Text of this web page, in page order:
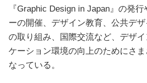
『Graphic Design in Japan』の発
ーの開催、デザイン教育、公共デ
の取り組み、国際交流など、デザ
ケーション環境の向上のためにさ
なっている。